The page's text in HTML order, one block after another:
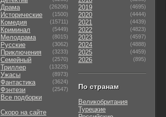
Драма (26206)
Исторические (1500)
Комедия (15711)
Криминал (5449)
Мелодрама (8015)
Русские (3062)
Приключения (3233)
Семейный (2570)
Триллер (13225)
Ужасы (8973)
Фантастика (3624)
Фэнтези (2547)
Все подборки
Скоро на сайте
2019 (4695)
2020 (4444)
2021 (4439)
2022 (4823)
2023 (4597)
2024 (4888)
2025 (4459)
2026 (895)
По странам
Великобритания
Турецкие